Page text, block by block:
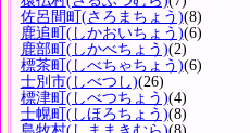
佐呂間町 (さろまちょう)(8)
鹿追町 (しかおいちょう)(6)
鹿部町 (しかべちょう)(2)
標茶町 (しべちゃちょう)(6)
士別市(しべつし)(26)
標津町 (しべつちょう)(4)
士幌町 (しほろちょう)(8)